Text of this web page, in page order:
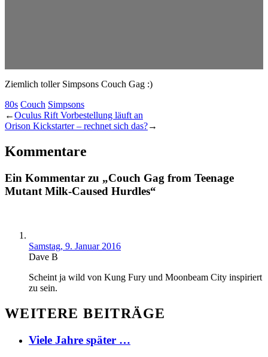
Ziemlich toller Simpsons Couch Gag :)
80s Couch Simpsons
←Oculus Rift Vorbestellung läuft an
Orison Kickstarter – rechnet sich das?→
Kommentare
Ein Kommentar zu „Couch Gag from Teenage
Mutant Milk-Caused Hurdles“
Samstag, 9. Januar 2016
Dave B
Scheint ja wild von Kung Fury und Moonbeam City inspiriert
zu sein.
WEITERE BEITRÄGE
Viele Jahre später …